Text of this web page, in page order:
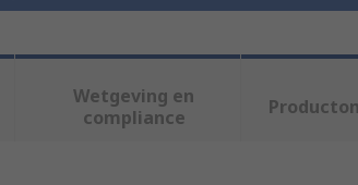
Wetgeving en
compliance